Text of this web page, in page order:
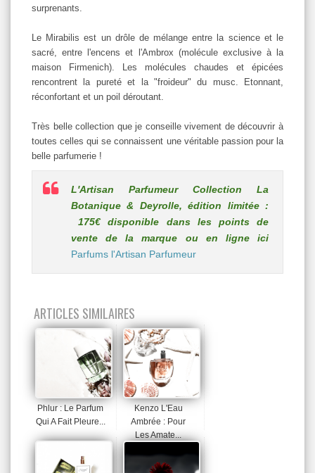
surprenants.
Le Mirabilis est un drôle de mélange entre la science et le
sacré, entre l'encens et l'Ambrox (molécule exclusive à la
maison Firmenich). Les molécules chaudes et épicées
rencontrent la pureté et la "froideur" du musc. Etonnant,
réconfortant et un poil déroutant.
Très belle collection que je conseille vivement de découvrir à
toutes celles qui se connaissent une véritable passion pour la
belle parfumerie !
L'Artisan Parfumeur Collection La
Botanique & Deyrolle, édition limitée :
175€ disponible dans les points de
vente de la marque ou en ligne ici
Parfums l'Artisan Parfumeur
ARTICLES SIMILAIRES
Phlur : Le Parfum
Qui A Fait Pleure...
Kenzo L'Eau
Ambrée : Pour
Les Amate...